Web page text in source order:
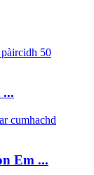
Em ...